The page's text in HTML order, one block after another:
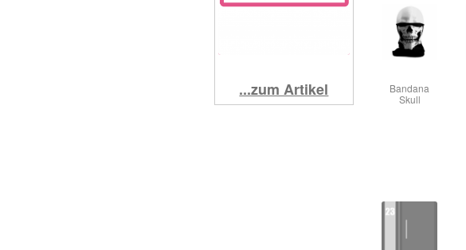
Bandana
Skull
...zum Artikel